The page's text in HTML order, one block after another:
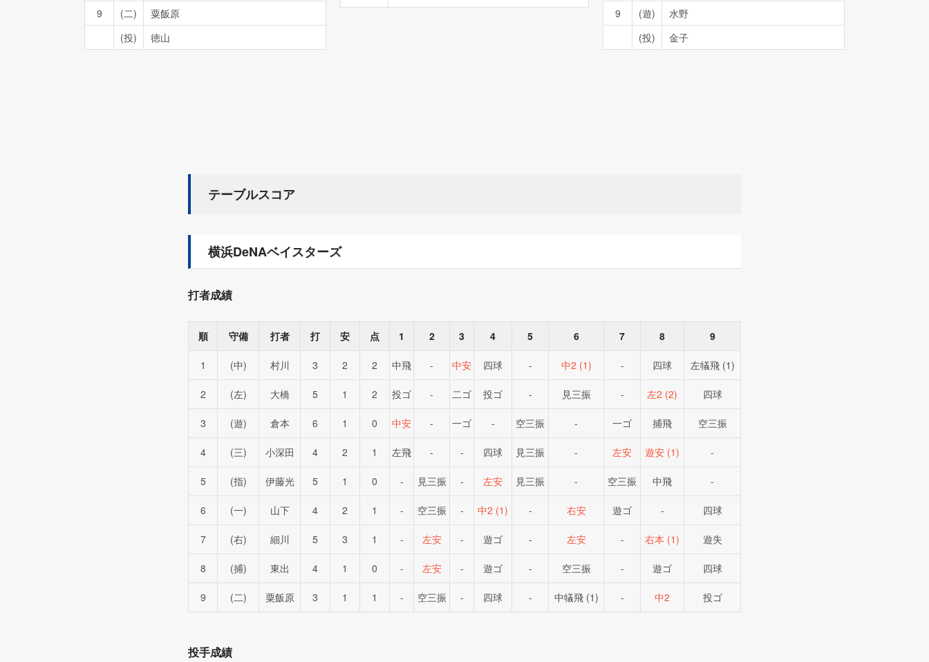
9
(二)
粟飯原
(投)
徳山
9
(遊)
水野
(投)
金子
テーブルスコア
横浜DeNAベイスターズ
打者成績
順 守備 打者 打 安 点 1 2 3 4 5 6 7 8 9
1 (中) 村川 3 2 2 中飛 - 中安 四球 - 中2 (1) - 四球 左犠飛 (1)
2 (左) 大橋 5 1 2 投ゴ - 二ゴ 投ゴ - 見三振 - 左2 (2) 四球
3 (遊) 倉本 6 1 0 中安 - 一ゴ - 空三振 - 一ゴ 捕飛 空三振
4 (三) 小深田 4 2 1 左飛 - - 四球 見三振 - 左安 遊安 (1) -
5 (指) 伊藤光 5 1 0 - 見三振 - 左安 見三振 - 空三振 中飛 -
6 (一) 山下 4 2 1 - 空三振 - 中2 (1) - 右安 遊ゴ - 四球
7 (右) 細川 5 3 1 - 左安 - 遊ゴ - 左安 - 右本 (1) 遊失
8 (捕) 東出 4 1 0 - 左安 - 遊ゴ - 空三振 - 遊ゴ 四球
9 (二) 粟飯原 3 1 1 - 空三振 - 四球 - 中犠飛 (1) - 中2 投ゴ
投手成績